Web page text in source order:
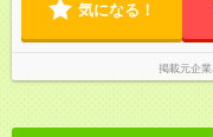
気になる！
掲載元企業